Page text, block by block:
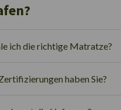
ich die richtige Matratze?
haben Sie?